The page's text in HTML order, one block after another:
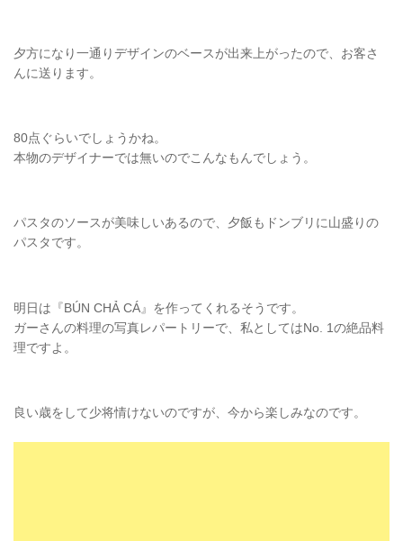
夕方になり一通りデザインのベースが出来上がったので、お客さ
んに送ります。
80点ぐらいでしょうかね。
本物のデザイナーでは無いのでこんなもんでしょう。
パスタのソースが美味しいあるので、夕飯もドンブリに山盛りの
パスタです。
明日は『BÚN CHẢ CÁ』を作ってくれるそうです。
ガーさんの料理の写真レパートリーで、私としてはNo. 1の絶品料
理ですよ。
良い歳をして少将情けないのですが、今から楽しみなのです。